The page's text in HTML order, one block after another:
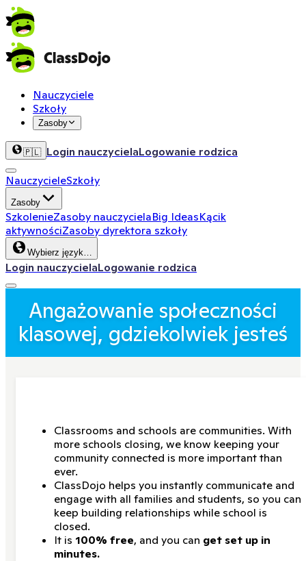
Nauczyciele
Szkoły
Zasoby
🇵🇱 Login nauczycielaLogowanie rodzica
NauczycieleSzkoły
Zasoby
SzkolenieZasoby nauczycielaBig IdeasKącik
aktywnościZasoby dyrektora szkoły
Wybierz język…
Login nauczycielaLogowanie rodzica
Angażowanie społeczności
klasowej, gdziekolwiek jesteś
Classrooms and schools are communities. With
more schools closing, we know keeping your
community connected is more important than
ever.
ClassDojo helps you instantly communicate and
engage with all families and students, so you can
keep building relationships while school is
closed.
It is 100% free, and you can get set up in
minutes.